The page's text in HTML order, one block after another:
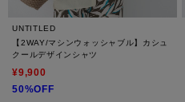
UNTITLED
【2WAY/マシンウォッシャブル】カシュ
クールデザインシャツ
¥9,900
50%OFF